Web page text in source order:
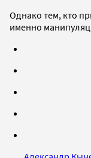
Однако тем, кто
именно